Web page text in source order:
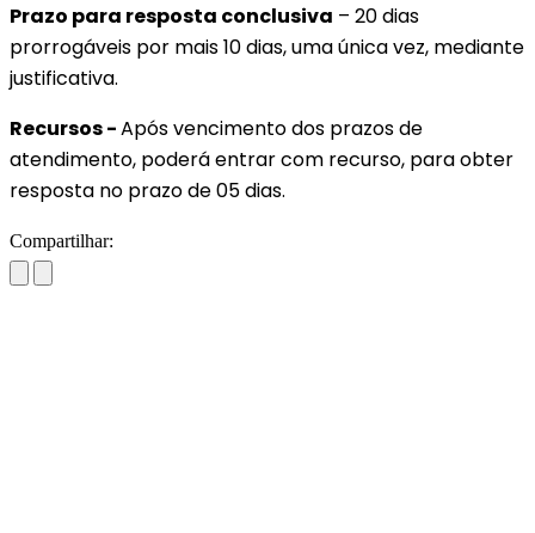
Prazo para resposta conclusiva – 20 dias
prorrogáveis por mais 10 dias, uma única vez, mediante
justificativa.
Recursos -Após vencimento dos prazos de
atendimento, poderá entrar com recurso, para obter
resposta no prazo de 05 dias.
Compartilhar: